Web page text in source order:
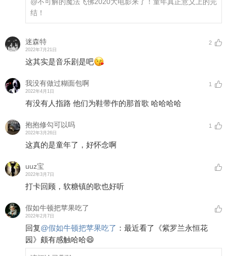
结！
迷森特
2022年7月21日
2
这其实是音乐剧是吧
我没有做过糊面包啊
2022年4月1日
1
有没有人指路 他们为鞋带作的那首歌 哈哈哈哈
抱抱修勾可以吗
2022年3月26日
1
这真的是童年了，好怀念啊
uuz宝
2022年3月7日
打卡回顾，软糖镇的歌也好听
假如牛顿把苹果吃了
2022年2月7日
回复@假如牛顿把苹果吃了 ： 最近看了《紫罗兰永恒花
园》颇有感触哈哈😄